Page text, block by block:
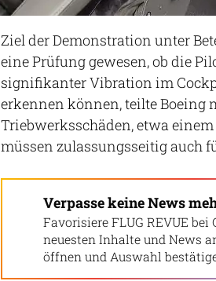
Ziel der Demonstration unter
eine Prüfung gewesen, ob die
signifikanter Vibration im
erkennen können, teilte Boeing
Triebwerksschäden, etwa
müssen zulassungsseitig auch
Verpasse keine News
Favorisiere FLUG REVUE
neuesten Inhalte und News
öffnen und Auswahl